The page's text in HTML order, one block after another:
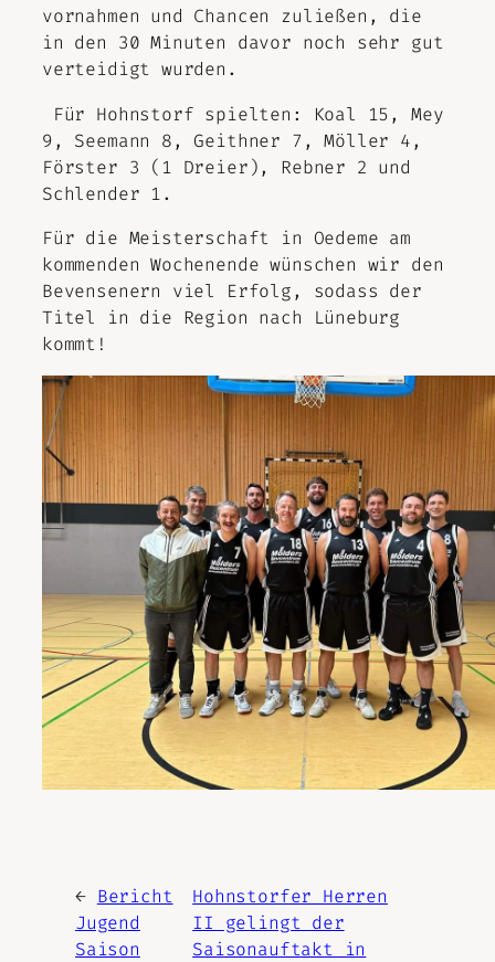
vornahmen und Chancen zuließen, die
in den 30 Minuten davor noch sehr gut
verteidigt wurden.
Für Hohnstorf spielten: Koal 15, Mey
9, Seemann 8, Geithner 7, Möller 4,
Förster 3 (1 Dreier), Rebner 2 und
Schlender 1.
Für die Meisterschaft in Oedeme am
kommenden Wochenende wünschen wir den
Bevensenern viel Erfolg, sodass der
Titel in die Region nach Lüneburg
kommt!
← Bericht
Jugend
Saison
Hohnstorfer Herren
II gelingt der
Saisonauftakt in